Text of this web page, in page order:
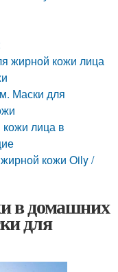
жирной кожи лица
Маски для
лица в
кожи Oily /
в домашних
для